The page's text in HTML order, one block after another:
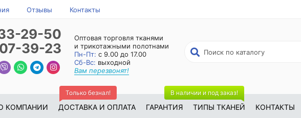
Отзывы Контакты
29-50
39-23
Оптовая торговля тканями
и трикотажными полотнами
Пн-Пт: с 9.00 до 17.00
Сб-Вс: выходной
Вам перезвонят!
КОМПАНИИ ДОСТАВКА И ОПЛАТА
Только безнал!
ГАРАНТИЯ ТИПЫ ТКАНЕЙ
В наличии и под заказ!
КОНТАКТЫ